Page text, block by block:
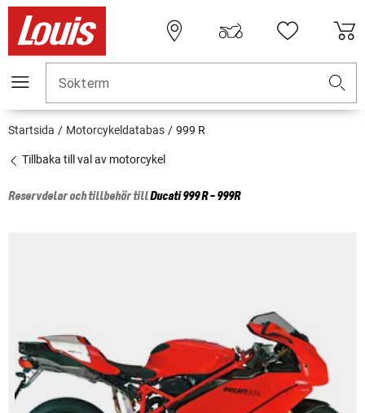
Sökterm
Startsida Motorcykeldatabas 999 R
Tillbaka till val av motorcykel
Reservdelar och tillbehör tillDucati999 R - 999R